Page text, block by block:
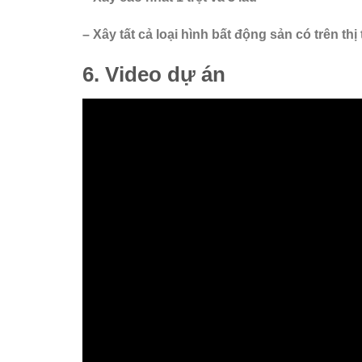
– Xây tất cả loại hình bất động sản có trên
6. Video dự án